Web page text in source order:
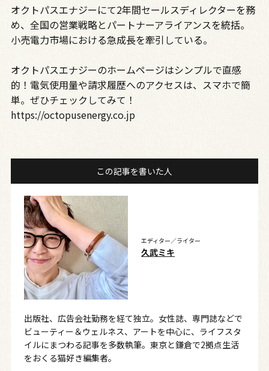
オクトパスエナジーにて2年間セールスディレクターを務
め、全国の営業戦略とパートナーアライアンスを統括。
小売電力市場における急成長を牽引している。
オクトパスエナジーのホームページはシンプルで直感
的！電気使用量や請求履歴へのアクセスは、スマホで簡
単。ぜひチェックしてみて！
https://octopusenergy.co.jp
この記事を書いた人
エディター／ライター
久武ミキ
出版社、広告会社勤務を経て独立。女性誌、専門誌などで
ビューティー＆ウェルネス、アートを中心に、ライフスタ
イルにまつわる記事を多数執筆。東京と鎌倉で2拠点生活
をおくる猫好き編集者。